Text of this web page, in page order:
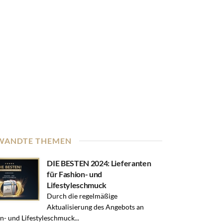
THEMEN
DIE BESTEN 2024: Lieferanten
für Fashion- und
Lifestyleschmuck
Durch die regelmäßige
Aktualisierung des Angebots an
und Lifestyleschmuck...